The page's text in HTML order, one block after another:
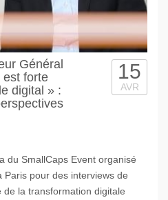
Général
est forte
digital » :
15
AVR
du SmallCaps Event organisé
Paris pour des interviews de
la transformation digitale